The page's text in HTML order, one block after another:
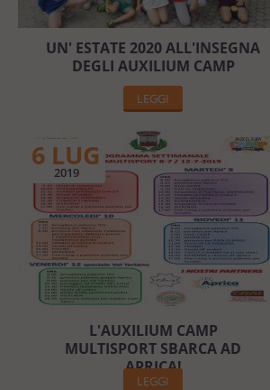
UN' ESTATE 2020 ALL'INSEGNA
DEGLI AUXILIUM CAMP
LEGGI
6 LUG
2019
L'AUXILIUM CAMP
MULTISPORT SBARCA AD
APRICA!
LEGGI